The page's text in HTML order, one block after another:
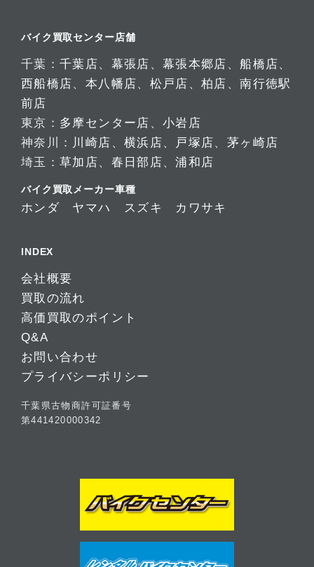
バイク買取センター店舗
千葉：千葉店、 幕張店 、幕張本郷店 、船橋店、
西船橋店、 本八幡店、 松戸店 、柏店 、南行徳駅
前店
東京： 多摩センター店 、 小岩店
神奈川： 川崎店 、 横浜店、 戸塚店、 茅ヶ崎店
埼玉：草加店、 春日部店、浦和店
バイク買取メーカー車種
ホンダ ヤマハ スズキ カワサキ
INDEX
会社概要
買取の流れ
高価買取のポイント
Q&A
お問い合わせ
プライバシーポリシー
千葉県古物商許可証番号
第441420000342